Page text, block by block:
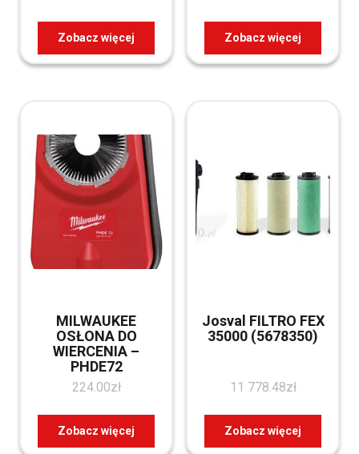
Zobacz więcej Zobacz więcej
MILWAUKEE
OSŁONA DO
WIERCENIA –
PHDE72
224.00zł
Zobacz więcej
Josval FILTRO FEX
35000 (5678350)
11 778.48zł
Zobacz więcej